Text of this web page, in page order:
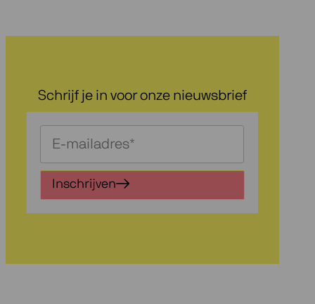
Schrijf je in voor onze nieuwsbrief
Schrijf
je
in
voor
onze
Inschrijven